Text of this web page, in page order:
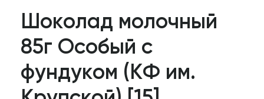
Шоколад молочный
85г Особый с
фундуком (КФ им.